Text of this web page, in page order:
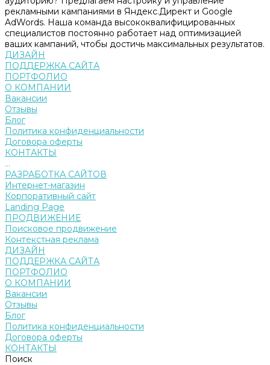
рекламными кампаниями в Яндекс.Директ и Google
AdWords. Наша команда высококвалифицированных
специалистов постоянно работает над оптимизацией
ваших кампаний, чтобы достичь максимальных результатов.
ДИЗАЙН
ПОДДЕРЖКА САЙТА
ПОРТФОЛИО
О КОМПАНИИ
Вакансии
Отзывы
Блог
Политика конфиденциальности
Договора оферты
КОНТАКТЫ
...
РАЗРАБОТКА САЙТОВ
Интернет-магазин
Корпоративный сайт
Landing Page
ПРОДВИЖЕНИЕ
Поисковое продвижение
Контекстная реклама
ДИЗАЙН
ПОДДЕРЖКА САЙТА
ПОРТФОЛИО
О КОМПАНИИ
Вакансии
Отзывы
Блог
Политика конфиденциальности
Договора оферты
КОНТАКТЫ
Поиск